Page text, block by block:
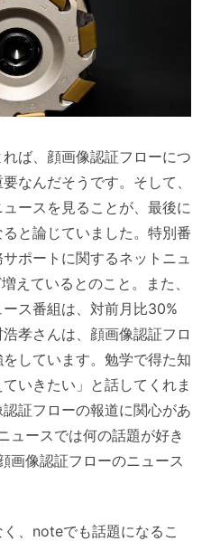
ば、顔画像認証フローにつ
なんだそうです。そして、
ースを見ることが、最後に
と論じていました。特別番
ポートに関するネットニュ
えているとのこと。また、
ス番組は、対前月比30%
孝さんは、顔画像認証フロ
しています。勉学で得た知
いきたい」と話してくれま
証フローの報道に関心があ
ュースでは何の話題が好き
画像認証フローのニュース
、noteでも話題になるこ